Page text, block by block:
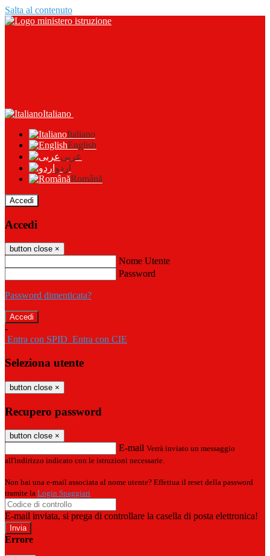
Salta al contenuto
Italiano
Italiano
English
عربى
اردو
Română
Accedi
Accedi
button close ×
Nome Utente
Password
Password dimenticata?
-
Entra con SPID Entra con CIE
Seleziona utente
button close ×
Recupero password
button close ×
E-mail Verrà inviato un messaggio
all'indirizzo indicato con le istruzioni necessarie.
Non hai una e-mail associata al nome utente? Effettua il reset della password
tramite la Login Spaggiari
E-mail inviata, si prega di controllare la casella di posta elettronica!
Errore